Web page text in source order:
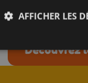
Découvrez
AFFICHER LES